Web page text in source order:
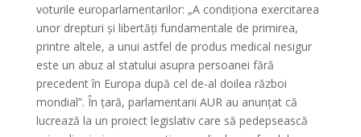
voturile europarlamentarilor: „A condiționa exercitarea
unor drepturi și libertăți fundamentale de primirea,
printre altele, a unui astfel de produs medical nesigur
este un abuz al statului asupra persoanei fără
precedent în Europa după cel de-al doilea război
mondial”. În țară, parlamentarii AUR au anunțat că
lucrează la un proiect legislativ care să pedepsească